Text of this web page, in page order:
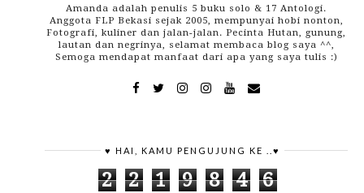
Amanda adalah penulis 5 buku solo & 17 Antologi.
Anggota FLP Bekasi sejak 2005, mempunyai hobi nonton,
Fotografi, kuliner dan jalan-jalan. Pecinta Hutan, gunung,
lautan dan negrinya, selamat membaca blog saya ^^,
Semoga mendapat manfaat dari apa yang saya tulis :)
♥ HAI, KAMU PENGUJUNG KE ..♥
2 2 1 9 8 4 6